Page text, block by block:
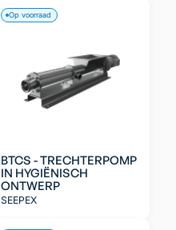
BTCS - TRECHTERPOMP
IN HYGIËNISCH
ONTWERP
SEEPEX
Op voorraad